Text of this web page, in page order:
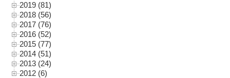
2019 (81)
2018 (56)
2017 (76)
2016 (52)
2015 (77)
2014 (51)
2013 (24)
2012 (6)